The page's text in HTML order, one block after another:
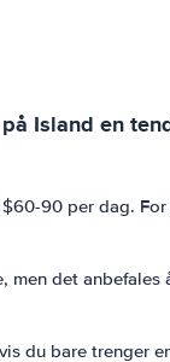
Island en
90 per dag.
det anbefales
du bare trenger